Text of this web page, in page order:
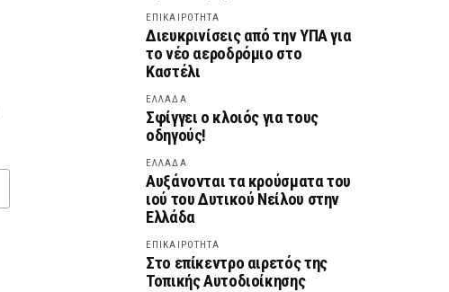
ΕΠΙΚΑΙΡΟΤΗΤΑ
Διευκρινίσεις από την ΥΠΑ για
το νέο αεροδρόμιο στο
Καστέλι
ΕΛΛΑΔΑ
Σφίγγει ο κλοιός για τους
οδηγούς!
ΕΛΛΑΔΑ
Αυξάνονται τα κρούσματα του
ιού του Δυτικού Νείλου στην
Ελλάδα
ΕΠΙΚΑΙΡΟΤΗΤΑ
Στο επίκεντρο αιρετός της
Τοπικής Αυτοδιοίκησης